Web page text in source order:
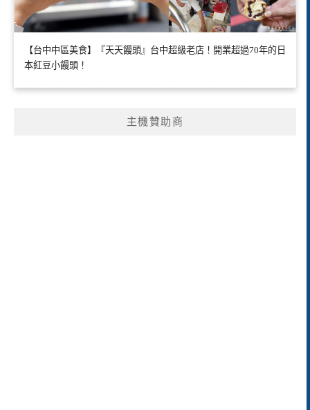
【台中中區美食】『天天饅頭』台中超級老店！開業超過70年的日
本紅豆小饅頭！
主機贊助商